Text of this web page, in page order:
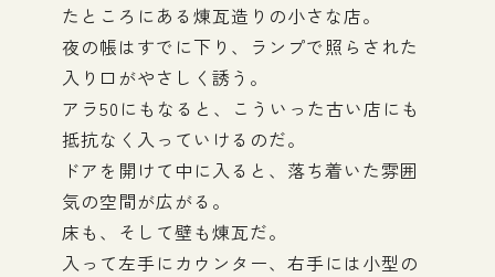
たところにある煉瓦造りの小さな店。
夜の帳はすでに下り、ランプで照らされた
入り口がやさしく誘う。
アラ50にもなると、こういった古い店にも
抵抗なく入っていけるのだ。
ドアを開けて中に入ると、落ち着いた雰囲
気の空間が広がる。
床も、そして壁も煉瓦だ。
入って左手にカウンター、右手には小型の